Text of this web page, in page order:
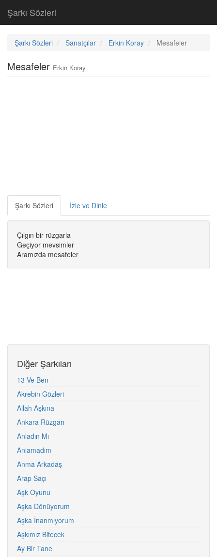
Şarkı Sözleri
Şarkı Sözleri Sanatçılar Erkin Koray Mesafeler
Mesafeler Erkin Koray
Şarkı Sözleri İzle ve Dinle
Çılgın bir rüzgarla
Geçiyor mevsimler
Aramızda mesafeler
Diğer Şarkıları
13 Ve Ben
Akrebin Gözleri
Allah Aşkına
Ankara Rüzgarı
Anladın Mı
Anlamadım
Anma Arkadaş
Arap Saçı
Aşk Oyunu
Aşka Dönüyorum
Aşka İnanmıyorum
Aşkımız Bitecek
Ay Bir Tane